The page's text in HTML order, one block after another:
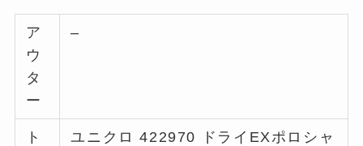
ア
ウ
タ
ー
–
ト
ユニクロ 422970 ドライEXポロシャ